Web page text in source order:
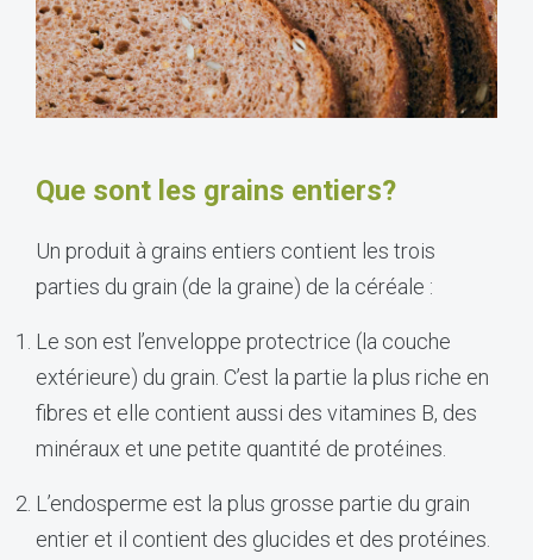
Que sont les grains entiers?
Un produit à grains entiers contient les trois
parties du grain (de la graine) de la céréale :
Le son est l’enveloppe protectrice (la couche
extérieure) du grain. C’est la partie la plus riche en
fibres et elle contient aussi des vitamines B, des
minéraux et une petite quantité de protéines.
L’endosperme est la plus grosse partie du grain
entier et il contient des glucides et des protéines.